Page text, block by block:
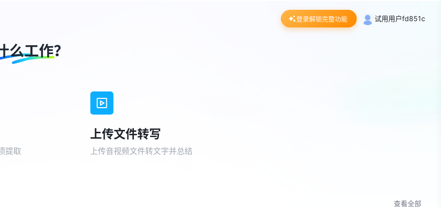
提取
上传文件转写
上传音视频文件转文字并总结
查看全部
登录解锁完整功能 试用用户fd851c